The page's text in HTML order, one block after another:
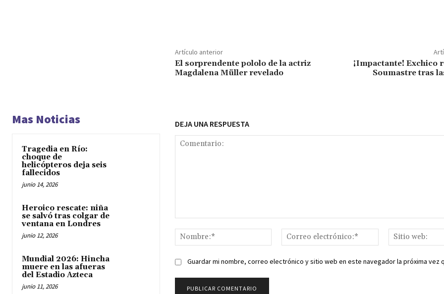
Artículo anterior
El sorprendente pololo de la actriz
Magdalena Müller revelado
¡Impactante! Exchico
Soumastre tras
Mas Noticias
Tragedia en Río:
choque de
helicópteros deja seis
fallecidos
junio 14, 2026
Heroico rescate: niña
se salvó tras colgar de
ventana en Londres
junio 12, 2026
Mundial 2026: Hincha
muere en las afueras
del Estadio Azteca
junio 11, 2026
DEJA UNA RESPUESTA
Nombre:*
Correo
electrónico:*
Guardar mi nombre, correo electrónico y sitio web en este navegador la próxima vez